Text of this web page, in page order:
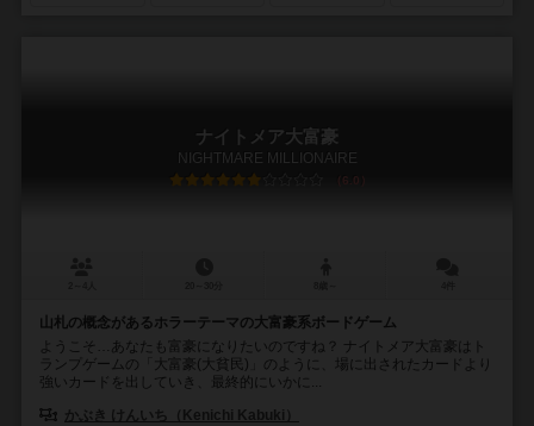
ナイトメア大富豪
NIGHTMARE MILLIONAIRE
6.0
山札の概念があるホラーテーマの大富豪系ボードゲーム
ようこそ…あなたも富豪になりたいのですね？ ナイトメア大富豪はト
ランプゲームの「大富豪(大貧民)」のように、場に出されたカードより
強いカードを出していき、最終的にいかに...
かぶき けんいち（Kenichi Kabuki）